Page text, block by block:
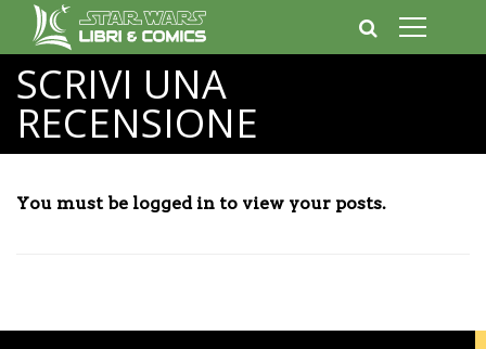
SCRIVI UNA
RECENSIONE
You must be logged in to view your posts.